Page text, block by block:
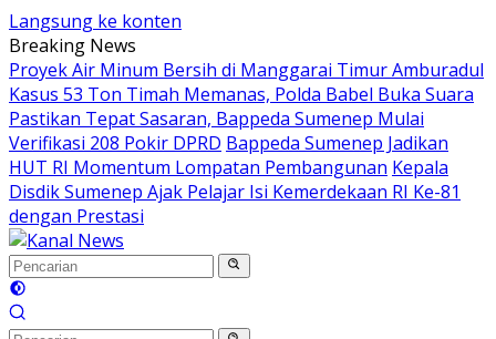
Langsung ke konten
Breaking News
Proyek Air Minum Bersih di Manggarai Timur Amburadul
Kasus 53 Ton Timah Memanas, Polda Babel Buka Suara
Pastikan Tepat Sasaran, Bappeda Sumenep Mulai
Verifikasi 208 Pokir DPRD Bappeda Sumenep Jadikan
HUT RI Momentum Lompatan Pembangunan Kepala
Disdik Sumenep Ajak Pelajar Isi Kemerdekaan RI Ke-81
dengan Prestasi